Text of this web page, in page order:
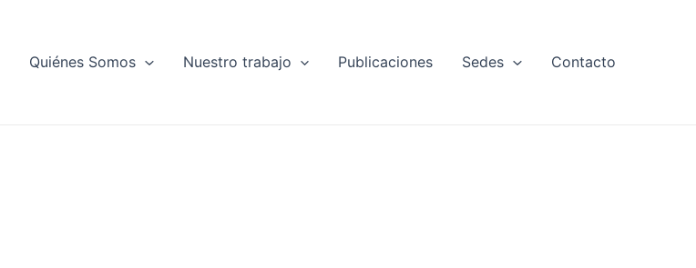
Quiénes Somos Nuestro trabajo Publicaciones Sedes Contacto